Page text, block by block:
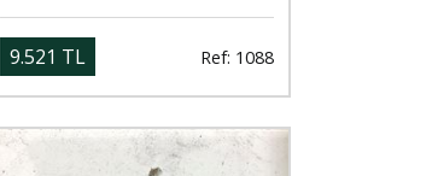
9.521 TL Ref: 1088